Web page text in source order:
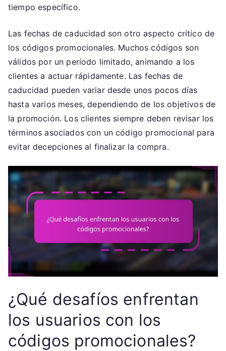
tiempo específico.
Las fechas de caducidad son otro aspecto crítico de
los códigos promocionales. Muchos códigos son
válidos por un período limitado, animando a los
clientes a actuar rápidamente. Las fechas de
caducidad pueden variar desde unos pocos días
hasta varios meses, dependiendo de los objetivos de
la promoción. Los clientes siempre deben revisar los
términos asociados con un código promocional para
evitar decepciones al finalizar la compra.
¿Qué desafíos enfrentan
los usuarios con los
códigos promocionales?